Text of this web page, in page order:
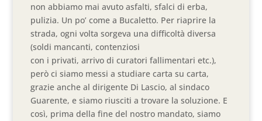
non abbiamo mai avuto asfalti, sfalci di erba,
pulizia. Un po’ come a Bucaletto. Per riaprire la
strada, ogni volta sorgeva una difficoltà diversa
(soldi mancanti, contenziosi
con i privati, arrivo di curatori fallimentari etc.),
però ci siamo messi a studiare carta su carta,
grazie anche al dirigente Di Lascio, al sindaco
Guarente, e siamo riusciti a trovare la soluzione. E
così, prima della fine del nostro mandato, siamo